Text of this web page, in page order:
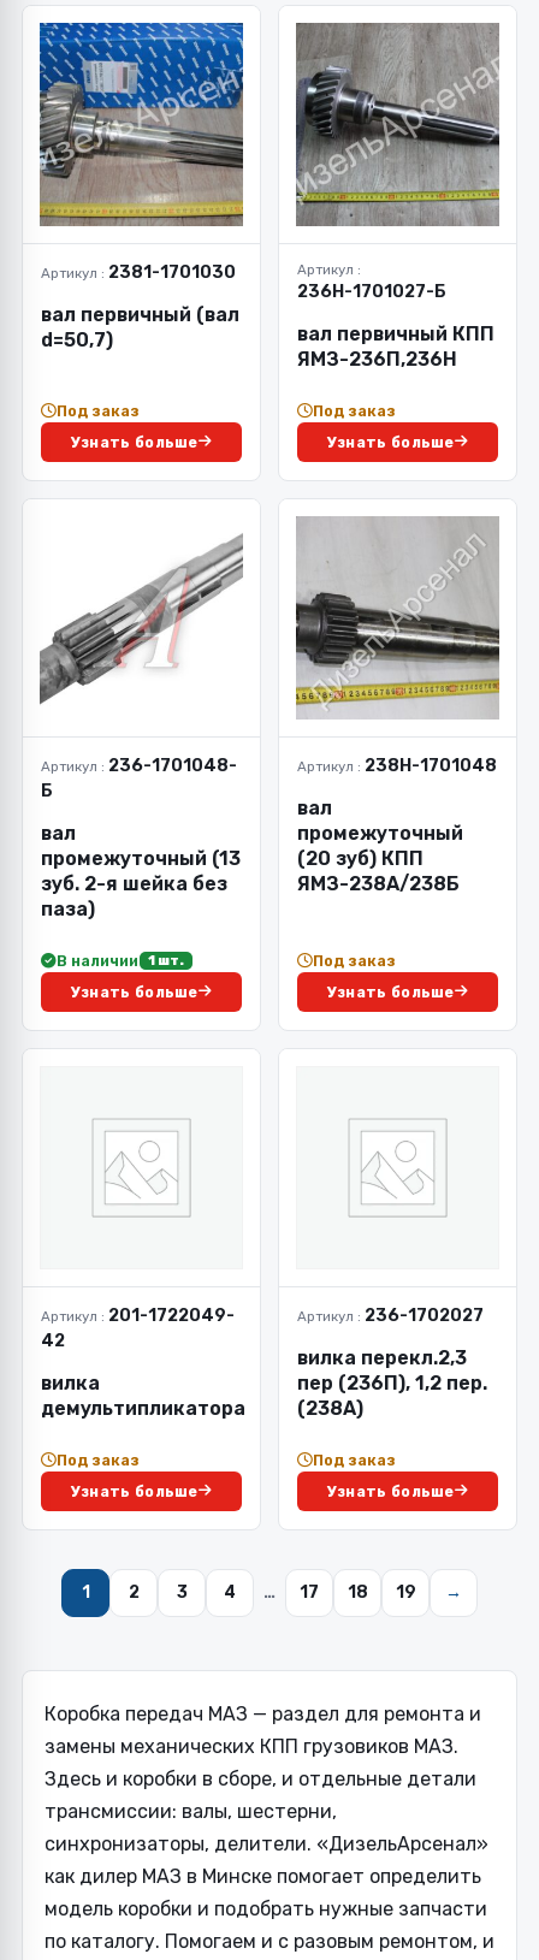
Артикул : 2381-1701030
вал первичный (вал
d=50,7)
Под заказ
Узнать больше
Артикул :
236Н-1701027-Б
вал первичный КПП
ЯМЗ-236П,236Н
Под заказ
Узнать больше
Артикул : 236-1701048-
Б
вал
промежуточный (13
зуб. 2-я шейка без
паза)
В наличии 1 шт.
Узнать больше
Артикул : 238Н-1701048
вал
промежуточный
(20 зуб) КПП
ЯМЗ-238А/238Б
Под заказ
Узнать больше
Артикул : 201-1722049-
42
вилка
демультипликатора
Под заказ
Узнать больше
Артикул : 236-1702027
вилка перекл.2,3
пер (236П), 1,2 пер.
(238А)
Под заказ
Узнать больше
1 2 3 4 … 17 18 19 →
Коробка передач МАЗ — раздел для ремонта и
замены механических КПП грузовиков МАЗ.
Здесь и коробки в сборе, и отдельные детали
трансмиссии: валы, шестерни,
синхронизаторы, делители. «ДизельАрсенал»
как дилер МАЗ в Минске помогает определить
модель коробки и подобрать нужные запчасти
по каталогу. Помогаем и с разовым ремонтом, и